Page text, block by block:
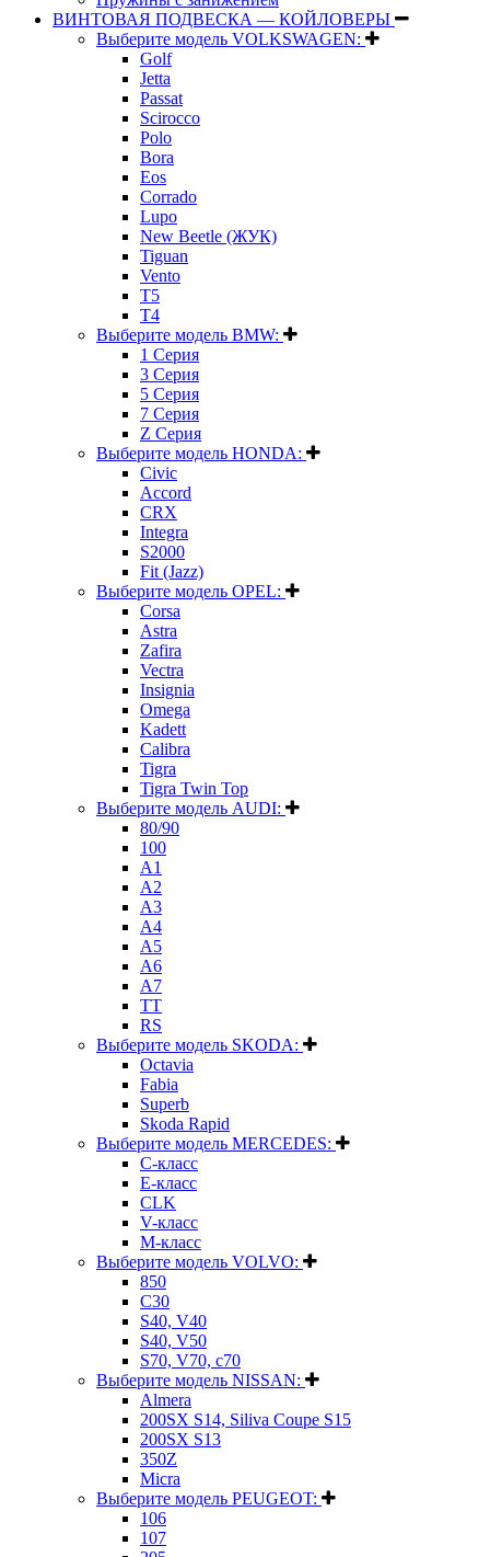
ВИНТОВАЯ ПОДВЕСКА — КОЙЛОВЕРЫ
Выберите модель VOLKSWAGEN:
Golf
Jetta
Passat
Scirocco
Polo
Bora
Eos
Corrado
Lupo
New Beetle (ЖУК)
Tiguan
Vento
T5
T4
Выберите модель BMW:
1 Серия
3 Серия
5 Серия
7 Серия
Z Серия
Выберите модель HONDA:
Civic
Accord
CRX
Integra
S2000
Fit (Jazz)
Выберите модель OPEL:
Corsa
Astra
Zafira
Vectra
Insignia
Omega
Kadett
Calibra
Tigra
Tigra Twin Top
Выберите модель AUDI:
80/90
100
A1
A2
A3
A4
A5
A6
A7
TT
RS
Выберите модель SKODA:
Octavia
Fabia
Superb
Skoda Rapid
Выберите модель MERCEDES:
C-класс
E-класс
CLK
V-класс
M-класс
Выберите модель VOLVO:
850
C30
S40, V40
S40, V50
S70, V70, c70
Выберите модель NISSAN:
Almera
200SX S14, Siliva Coupe S15
200SX S13
350Z
Micra
Выберите модель PEUGEOT:
106
107